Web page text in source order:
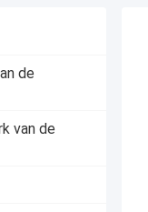
de
van de